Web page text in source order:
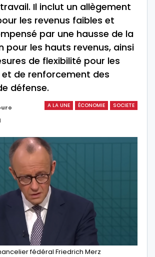
Il inclut un allègement
les revenus faibles et
par une hausse de la
pour les hauts revenus, ainsi
de flexibilité pour les
de renforcement des
défense.
A LA UNE ÉCONOMIE SOCIETE
fédéral Friedrich Merz